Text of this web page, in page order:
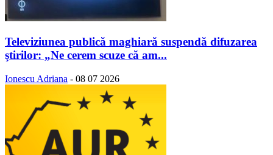
Televiziunea publică maghiară suspendă difuzarea
ştirilor: „Ne cerem scuze că am...
Ionescu Adriana - 08 07 2026